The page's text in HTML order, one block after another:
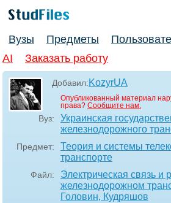
Вузы Предметы
AI
Заказать работу
Добавил:KozyrUA
Опубликованный материал
права? Сообщите нам.
Вуз:
Украинская
железнодорожного
Предмет:
Теория и системы
транспорте
Файл:
Электрическая связь и
железнодорожном
Головин, Кудряшов